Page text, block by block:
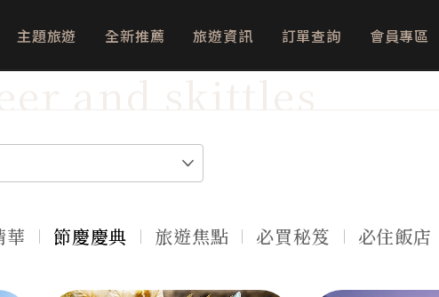
主題旅遊 全新推薦 旅遊資訊 訂單查詢 會員專區
華 節慶慶典 旅遊焦點 必買秘笈 必住飯店